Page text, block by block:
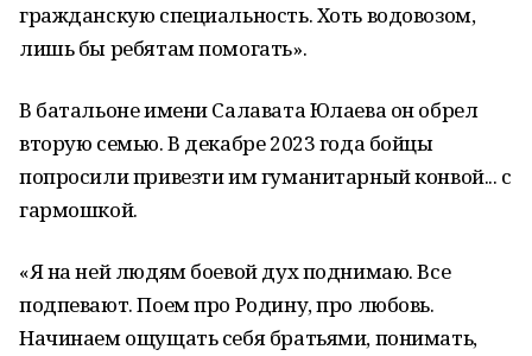
гражданскую специальность. Хоть водовозом,
лишь бы ребятам помогать».
В батальоне имени Салавата Юлаева он обрел
вторую семью. В декабре 2023 года бойцы
попросили привезти им гуманитарный конвой... с
гармошкой.
«Я на ней людям боевой дух поднимаю. Все
подпевают. Поем про Родину, про любовь.
Начинаем ощущать себя братьями, понимать,